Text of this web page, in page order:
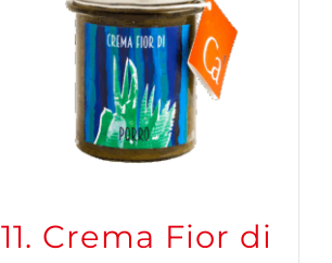
11. Crema Fior di